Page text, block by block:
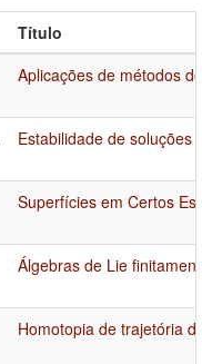
Título
Aplicações de métodos
Estabilidade de soluções
Superfícies em Certos
Álgebras de Lie
Homotopia de trajetória